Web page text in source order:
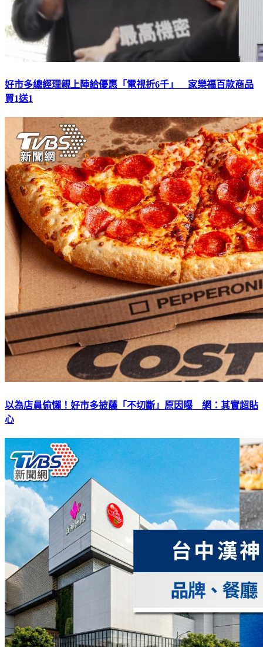
好市多總經理親上陣給優惠「電視折6千」 家樂福百款商品
買1送1
以為店員偷懶！好市多披薩「不切斷」原因曝 網：其實超貼
心